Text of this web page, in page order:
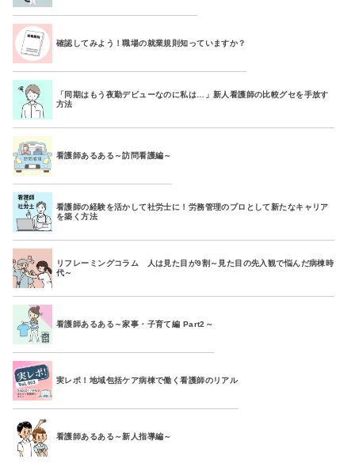
確認してみよう！職場の就業規則知っていますか？
「同期はもう夜勤デビューなのに私は…」新人看護師の比較グセを手放す
方法
看護師あるある～訪問看護編～
看護師の経験を活かして社労士に！労務管理のプロとして新たなキャリア
を築く方法
リフレーミングコラム 人は見た目が9割～見た目の先入観で悩んだ病棟時
代～
看護師あるある～家事・子育て編 Part2～
実レポ！地域包括ケア病棟で働く看護師のリアル
看護師あるある～新人指導編～